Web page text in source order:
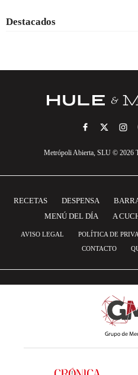
Destacados
Metrópoli Abierta, SLU © 2026
RECETAS DESPENSA
MENÚ DEL DÍA
A
AVISO LEGAL POLÍTICA DE
CONTACTO